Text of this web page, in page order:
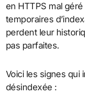
en HTTPS mal
temporaires
perdent leur
pas parfaites.
Voici les signes qui
désindexée :